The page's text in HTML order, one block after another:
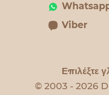
Viber
Επιλέξτε
© 2003 - 2026